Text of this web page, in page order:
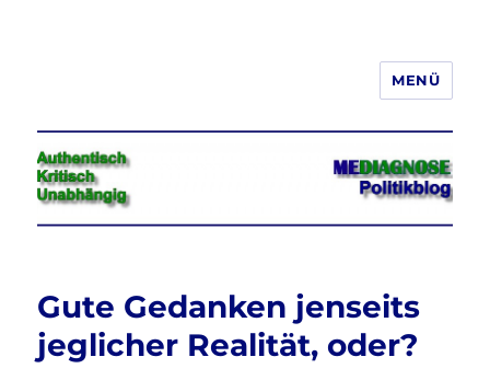
Jeder hat das Recht, seine
Meinung in Wort, Schrift und Bild
frei zu äußern und zu verbreiten
MENÜ
Gute Gedanken jenseits
jeglicher Realität, oder?